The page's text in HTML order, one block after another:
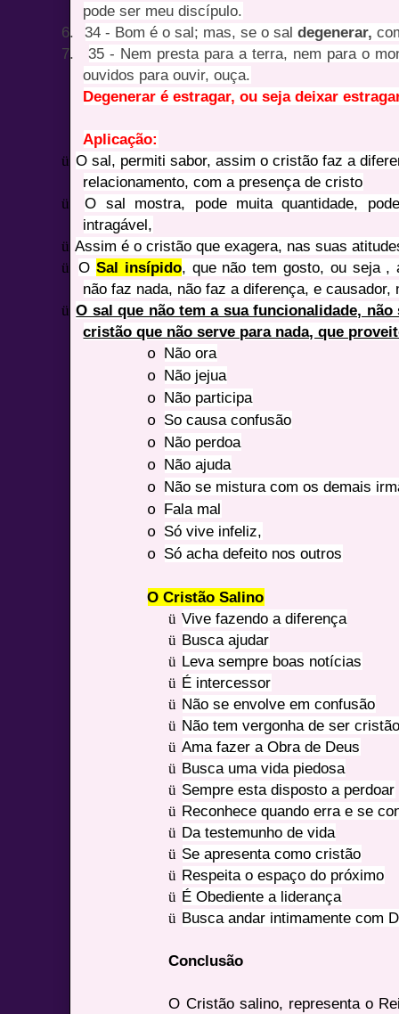
pode ser meu discípulo.
6.
34 - Bom é o sal; mas, se o saldegenerar,
7.
35 - Nem presta para a terra, nem para o
ouvidos para ouvir, ouça.
Degenerar é estragar, ou seja deixar
Aplicação:
ü O sal, permiti sabor, assim o cristão faz a
relacionamento, com a presença de cristo
ü
O sal mostra, pode muita quantidade,
intragável,
ü Assim é o cristão que exagera, nas suas
ü O Sal insípido, que não tem gosto, ou seja ,
não faz nada, não faz a diferença, e causador,
ü O sal que não tem a sua funcionalidade,
cristão que não serve para nada, que
o Não ora
o Não jejua
o Não participa
o So causa confusão
o Não perdoa
o Não ajuda
o Não se mistura com os demais
o Fala mal
o Só vive infeliz,
o Só acha defeito nos outros
O Cristão Salino
ü Vive fazendo a diferença
ü Busca ajudar
ü Leva sempre boas notícias
ü É intercessor
ü Não se envolve em confusão
ü Não tem vergonha de ser
ü Ama fazer a Obra de Deus
ü Busca uma vida piedosa
ü Sempre esta disposto a perdoar
ü Reconhece quando erra e se
ü Da testemunho de vida
ü Se apresenta como cristão
ü Respeita o espaço do próximo
ü É Obediente a liderança
ü Busca andar intimamente com
Conclusão
O Cristão salino, representa o